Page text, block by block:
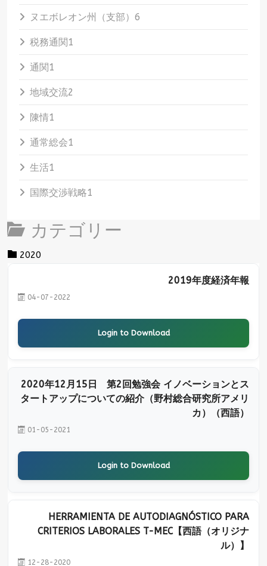
ヌエボレオン州（支部） 6
税務通関1
通関1
地域交流2
陳情1
通常総会1
生活1
国際交渉戦略1
カテゴリー
Category title
2020
2019年度経済年報
04-07-2022
Login to Download
2020年12月15日 第2回勉強会 イノベーションとス
タートアップについての紹介（野村総合研究所アメリ
カ）（西語）
01-05-2021
Login to Download
HERRAMIENTA DE AUTODIAGNÓSTICO PARA
CRITERIOS LABORALES T-MEC【西語（オリジナ
ル）】
12-28-2020